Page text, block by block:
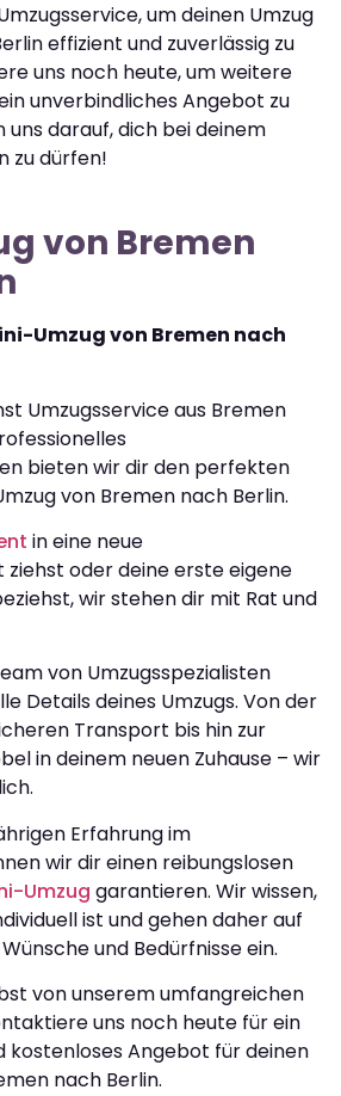
um deinen Umzug
effizient und zuverlässig zu
uns noch heute, um weitere
unverbindliches Angebot zu
darauf, dich bei deinem
zu dürfen!
von Bremen
Umzug von Bremen nach
Umzugsservice aus Bremen
bieten wir dir den perfekten
von Bremen nach Berlin.
in eine neue
oder deine erste eigene
wir stehen dir mit Rat und
von Umzugsspezialisten
Details deines Umzugs. Von der
Transport bis hin zur
in deinem neuen Zuhause – wir
Erfahrung im
wir dir einen reibungslosen
Umzug garantieren. Wir wissen,
ist und gehen daher auf
und Bedürfnisse ein.
von unserem umfangreichen
uns noch heute für ein
kostenloses Angebot für deinen
nach Berlin.